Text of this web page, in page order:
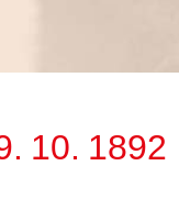
10. 1892